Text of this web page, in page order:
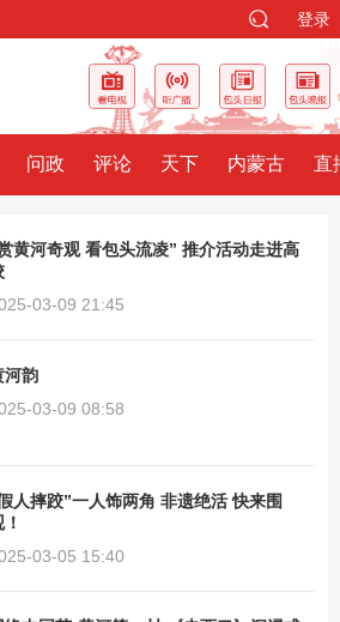
登录
问政 评论 天下 内蒙古 直
奇观 看包头流凌” 推介活动走进高
03-09 21:45
河韵
03-09 08:58
人摔跤”一人饰两角 非遗绝活 快来围
03-05 15:40